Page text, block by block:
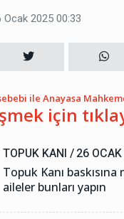
2025 00:33
ile Anayasa
için
TOPUK KANI /26
Topuk Kanı
aileler bunları yapın